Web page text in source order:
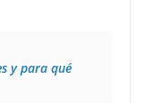
y para qué